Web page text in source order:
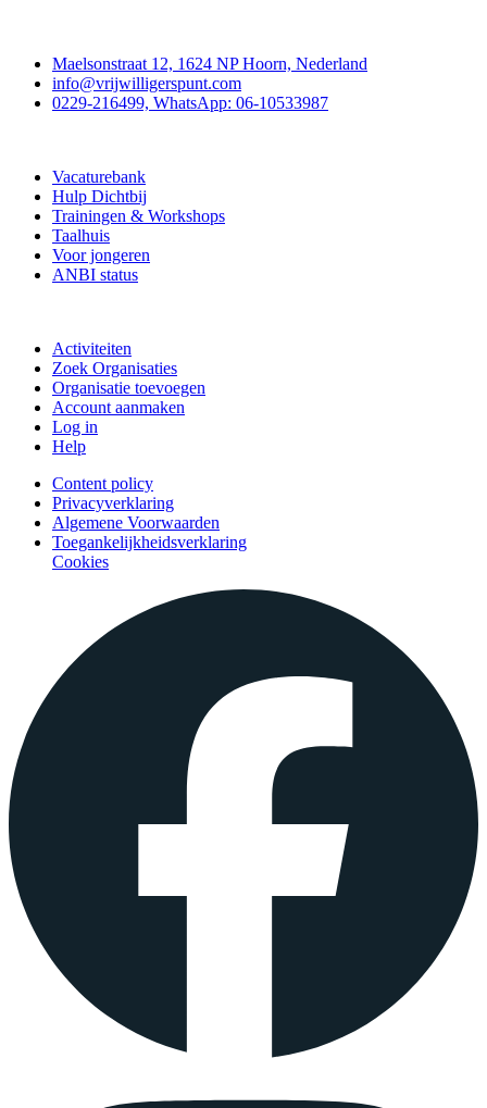
Maelsonstraat 12, 1624 NP Hoorn, Nederland
info@vrijwilligerspunt.com
0229-216499, WhatsApp: 06-10533987
Vacaturebank
Hulp Dichtbij
Trainingen & Workshops
Taalhuis
Voor jongeren
ANBI status
Activiteiten
Zoek Organisaties
Organisatie toevoegen
Account aanmaken
Log in
Help
Content policy
Privacyverklaring
Algemene Voorwaarden
Toegankelijkheidsverklaring
Cookies